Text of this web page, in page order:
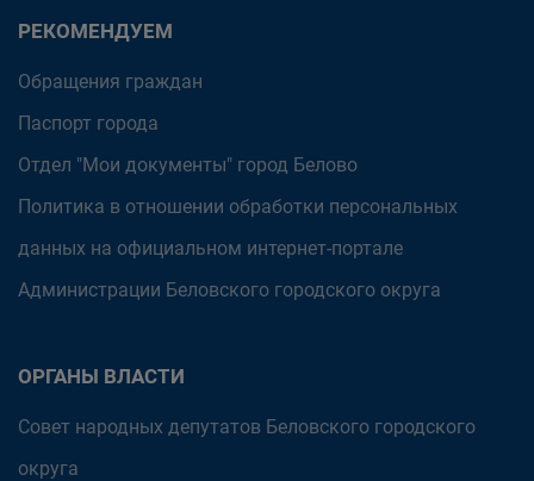
РЕКОМЕНДУЕМ
Обращения граждан
Паспорт города
Отдел "Мои документы" город Белово
Политика в отношении обработки персональных
данных на официальном интернет-портале
Администрации Беловского городского округа
ОРГАНЫ ВЛАСТИ
Совет народных депутатов Беловского городского
округа